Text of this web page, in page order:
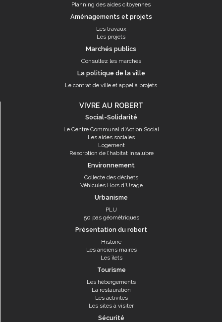
Planning des aides citoyennes
Aménagements et projets
Les travaux
Les projets
Marchés publics
Consultez les marchés
La politique de la ville
Le contrat de ville et appel à projets
VIVRE AU ROBERT
Social-Solidarité
Le Centre Communal d'Action Social
Les aides sociales
Logement
Résorption de l’habitat insalubre
Environnement
Collecte des déchets
Véhicules Hors d'Usage
Urbanisme
PLU
50 pas géométriques
Présentation du robert
Histoire
Les anciens maires
Les îlets
Tourisme
Les hébergements
La restauration
Les activités
Les sites à visiter
Sécurité